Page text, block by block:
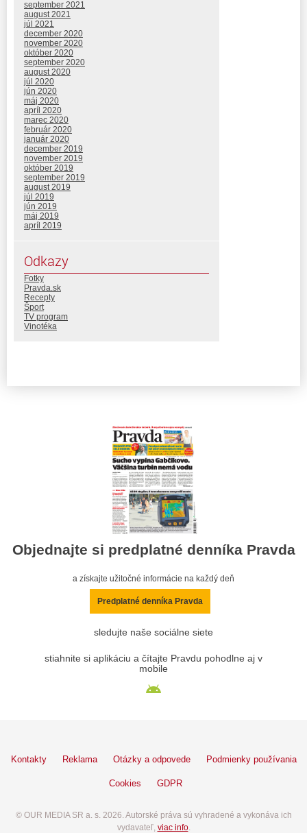
september 2021
august 2021
júl 2021
december 2020
november 2020
október 2020
september 2020
august 2020
júl 2020
jún 2020
máj 2020
apríl 2020
marec 2020
február 2020
január 2020
december 2019
november 2019
október 2019
september 2019
august 2019
júl 2019
jún 2019
máj 2019
apríl 2019
Odkazy
Fotky
Pravda.sk
Recepty
Šport
TV program
Vinotéka
Objednajte si predplatné denníka Pravda
a získajte užitočné informácie na každý deň
Predplatné denníka Pravda
sledujte naše sociálne siete
stiahnite si aplikáciu a čítajte Pravdu pohodlne aj v
mobile
Kontakty Reklama Otázky a odpovede Podmienky používania
Cookies GDPR
© OUR MEDIA SR a. s. 2026. Autorské práva sú vyhradené a vykonáva ich
vydavateľ, viac info.